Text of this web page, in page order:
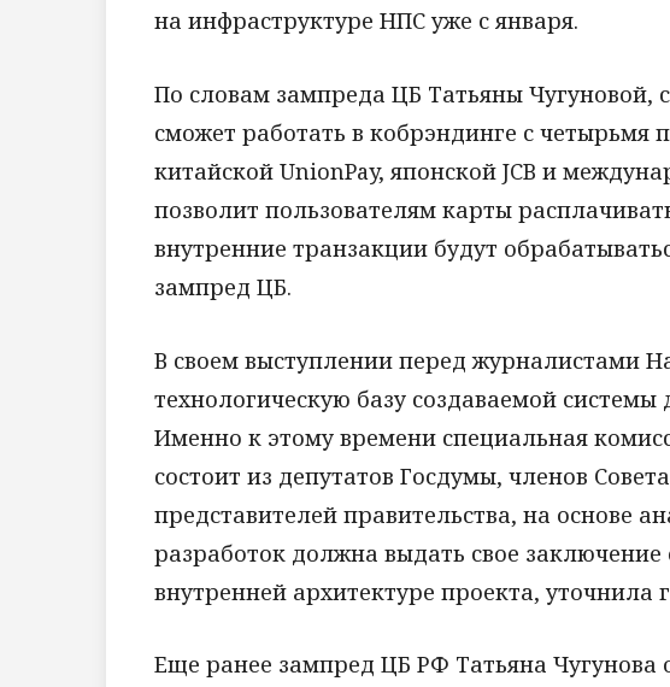
на инфраструктуре НПС уже с января.
По словам зампреда ЦБ Татьяны Чугуновой,
сможет работать в кобрэндинге с
китайской UnionPay, японской JCB и
позволит пользователям карты
внутренние транзакции будут
зампред ЦБ.
В своем выступлении перед журналистами
технологическую базу создаваемой
Именно к этому времени специальная
состоит из депутатов Госдумы, членов
представителей правительства, на основе
разработок должна выдать свое
внутренней архитектуре проекта, уточнила
Еще ранее зампред ЦБ РФ Татьяна Чугунова